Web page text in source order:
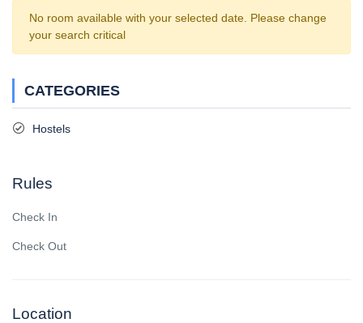
No room available with your selected date. Please change
your search critical
CATEGORIES
Hostels
Rules
Check In
Check Out
Location